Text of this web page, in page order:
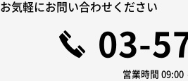
お気軽にお問い合わせください
03-
営業時間